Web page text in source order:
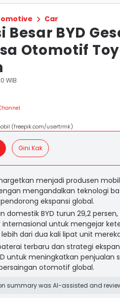
Car
Besar BYD
Otomotif
WIB
(freepik.com/usertrmk)
Gini Kak
menjadi produsen
mengandalkan teknologi
ekspansi global.
domestik BYD turun 29,2
internasional untuk mengejar
dari dua kali lipat unit
terbaru dan strategi
untuk meningkatkan penjualan
otomotif global.
summary was AI-assisted and